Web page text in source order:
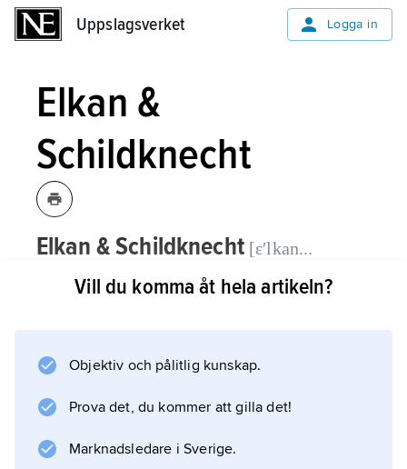
Uppslagsverket Logga in
Elkan &
Schildknecht
Elkan & Schildknecht [ɛʹlkan...
ʃiʹldknɛçt], musikförlag och musikhandel
svensk musik.
År 1913 införlivades förlaget med Abraham
(1878–1966) övertog musikhandeln och
Vill du komma åt hela artikeln?
Objektiv och pålitlig kunskap.
Prova det, du kommer att gilla det!
Marknadsledare i Sverige.